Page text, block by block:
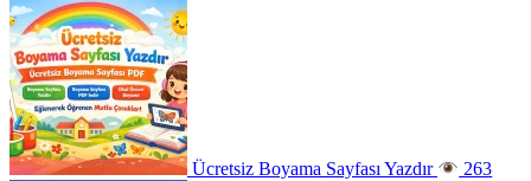
Ücretsiz Boyama Sayfası Yazdır 263